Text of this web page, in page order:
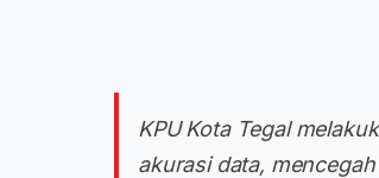
KPU Kota Tegal
akurasi data,